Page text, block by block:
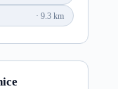
9.3 km